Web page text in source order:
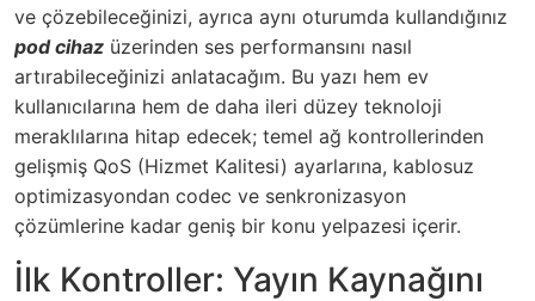
ve çözebileceğinizi, ayrıca aynı oturumda kullandığınız
pod cihaz üzerinden ses performansını nasıl
artırabileceğinizi anlatacağım. Bu yazı hem ev
kullanıcılarına hem de daha ileri düzey teknoloji
meraklılarına hitap edecek; temel ağ kontrollerinden
gelişmiş QoS (Hizmet Kalitesi) ayarlarına, kablosuz
optimizasyondan codec ve senkronizasyon
çözümlerine kadar geniş bir konu yelpazesi içerir.
İlk Kontroller: Yayın Kaynağını